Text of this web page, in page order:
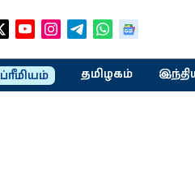
ப்ரீமியம் தமிழகம்